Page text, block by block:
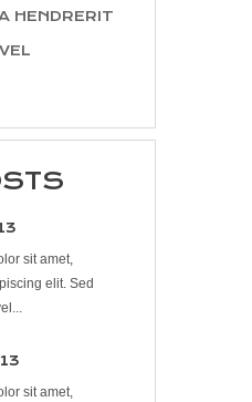
HENDRERIT
sit amet,
elit. Sed
sit amet,